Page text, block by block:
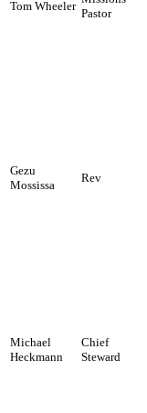
Tom Wheeler
Pastor
Gezu
Mossissa
Rev
Michael
Heckmann
Chief
Steward